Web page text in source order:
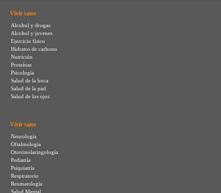
Vivir sano
Alcohol y drogas
Alcohol y jovenes
Ejercicio físico
Hidratos de carbono
Nutrición
Proteínas
Psicología
Salud de la boca
Salud de la piel
Salud de los ojos
Vivir sano
Neurología
Oftalmología
Otorrinolaringología
Pediatría
Psiquiatría
Respiratorio
Reumatología
Salud Mental